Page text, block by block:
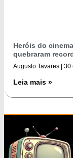
Heróis do
quebraram
Augusto Tavares 30
Leia mais »